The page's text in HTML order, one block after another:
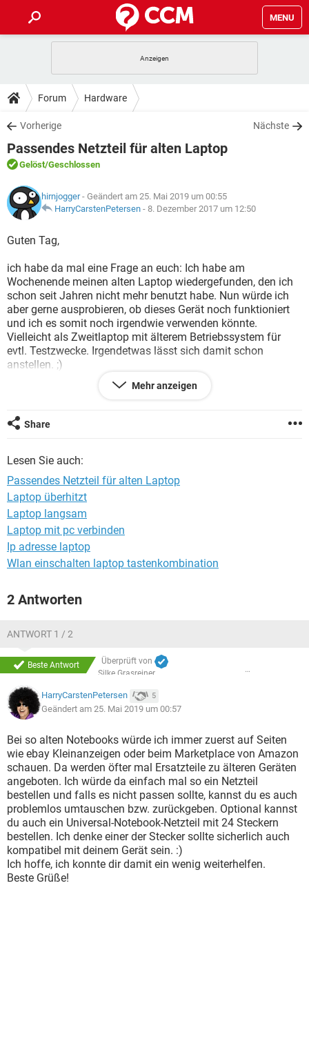
MENU
ANDROID
WINDOWS 10
WHATSAPP TIKTOK
FACEBOOK
TIPPS & TRICKS
SPIELE
WINDOWS 10
WHATSAPP
FACEBOOK HARDWARE
DOWNLOADS
SPIELE STREAMING
ANDROID
WINDOWS 10 INSTAGRAM
WHATSAPP
FACEBOOK
FORUM
SPIELE
ANDROID IOS
FACEBOOK HARDWARE
LEXIKON
SPIELE
ANDROID
WINDOWS 10 INSTAGRAM
WHATSAPP TIKTOK
FACEBOOK HARDWARE
Forum Hardware
Vorherige Nächste
Passendes Netzteil für alten Laptop
Gelöst/Geschlossen
hirnjogger- Geändert am 25. Mai 2019 um 00:55
HarryCarstenPetersen - 8. Dezember 2017 um 12:50
Guten Tag,
ich habe da mal eine Frage an euch: Ich habe am
Wochenende meinen alten Laptop wiedergefunden, den ich
schon seit Jahren nicht mehr benutzt habe. Nun würde ich
aber gerne ausprobieren, ob dieses Gerät noch funktioniert
und ich es somit noch irgendwie verwenden könnte.
Vielleicht als Zweitlaptop mit älterem Betriebssystem für
evtl. Testzwecke. Irgendetwas lässt sich damit schon
anstellen. ;)
Leider konnte ich das dazugehörige Netzteil nicht mehr
finden und somit bräuchte ich ein neues. Leider konnte ich
ja Shops, in denen ich das passende Netzteil kaufen könnte.
Es handelt sich bei meinem Laptop übrigens um einen
dem Jahr 2007 oder 2008 sein. Ich hoffe ihr könnt mir da
kurz behilflich sein.
Vielen Dank :)
Mehr anzeigen
Share
Lesen Sie auch:
Passendes Netzteil für alten Laptop
Laptop überhitzt
Laptop langsam
Laptop mit pc verbinden
Ip adresse laptop
Wlan einschalten laptop tastenkombination
2 Antworten
ANTWORT 1 / 2
Beste Antwort
Überprüft von
Silke Grasreiner
HarryCarstenPetersen 5
Geändert am 25. Mai 2019 um 00:57
Bei so alten Notebooks würde ich immer zuerst auf Seiten
wie ebay Kleinanzeigen oder beim Marketplace von Amazon
schauen. Da werden öfter mal Ersatzteile zu älteren Geräten
angeboten. Ich würde da einfach mal so ein Netzteil
bestellen und falls es nicht passen sollte, kannst du es auch
problemlos umtauschen bzw. zurückgeben. Optional kannst
du auch ein Universal-Notebook-Netzteil mit 24 Steckern
bestellen. Ich denke einer der Stecker sollte sicherlich auch
kompatibel mit deinem Gerät sein. :)
Ich hoffe, ich konnte dir damit ein wenig weiterhelfen.
Beste Grüße!